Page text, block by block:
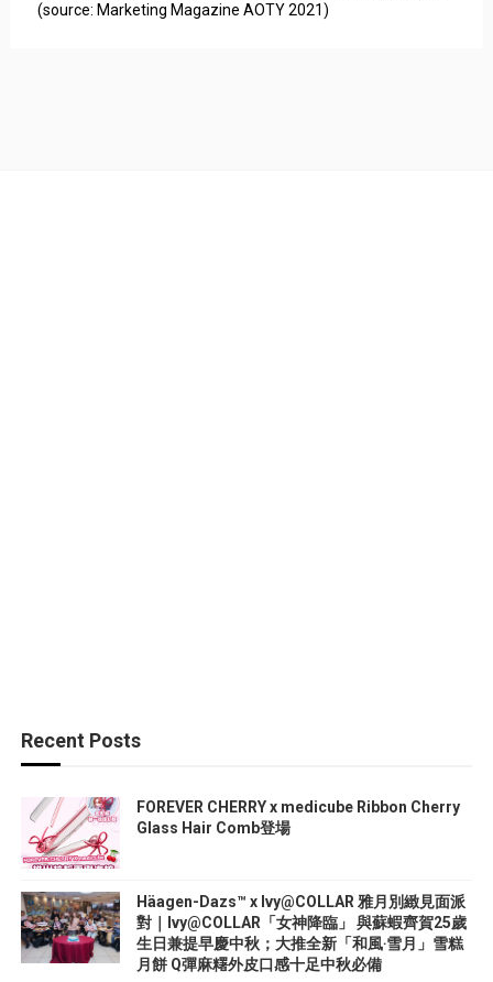
(source: Marketing Magazine AOTY 2021)
Recent Posts
FOREVER CHERRY x medicube Ribbon Cherry
Glass Hair Comb登場
Häagen-Dazs™ x Ivy@COLLAR 雅月別緻見面派
對｜Ivy@COLLAR「女神降臨」 與蘇蝦齊賀25歲
生日兼提早慶中秋；大推全新「和風‧雪月」雪糕
月餅 Q彈麻糬外皮口感十足中秋必備